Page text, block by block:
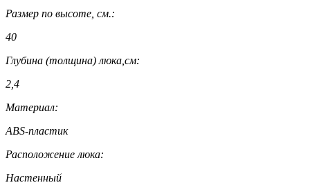
Размер по высоте, см.:
40
Глубина (толщина) люка,см:
2,4
Материал:
ABS-пластик
Расположение люка:
Настенный